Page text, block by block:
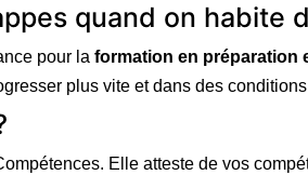
quand on habite
pour la formation en préparation
plus vite et dans des
Elle atteste de vos